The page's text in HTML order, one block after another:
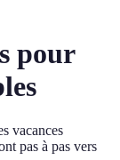
pour
vacances
pas à pas vers